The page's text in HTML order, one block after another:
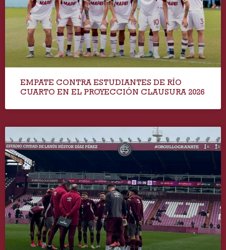
EMPATE CONTRA ESTUDIANTES DE RÍO
CUARTO EN EL PROYECCIÓN CLAUSURA 2026